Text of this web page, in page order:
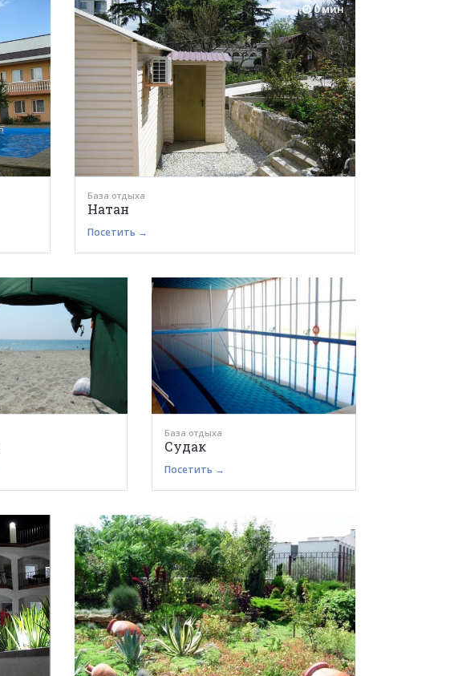
0 мин
База отдыха
Натан
Посетить →
База отдыха
Судак
Посетить →